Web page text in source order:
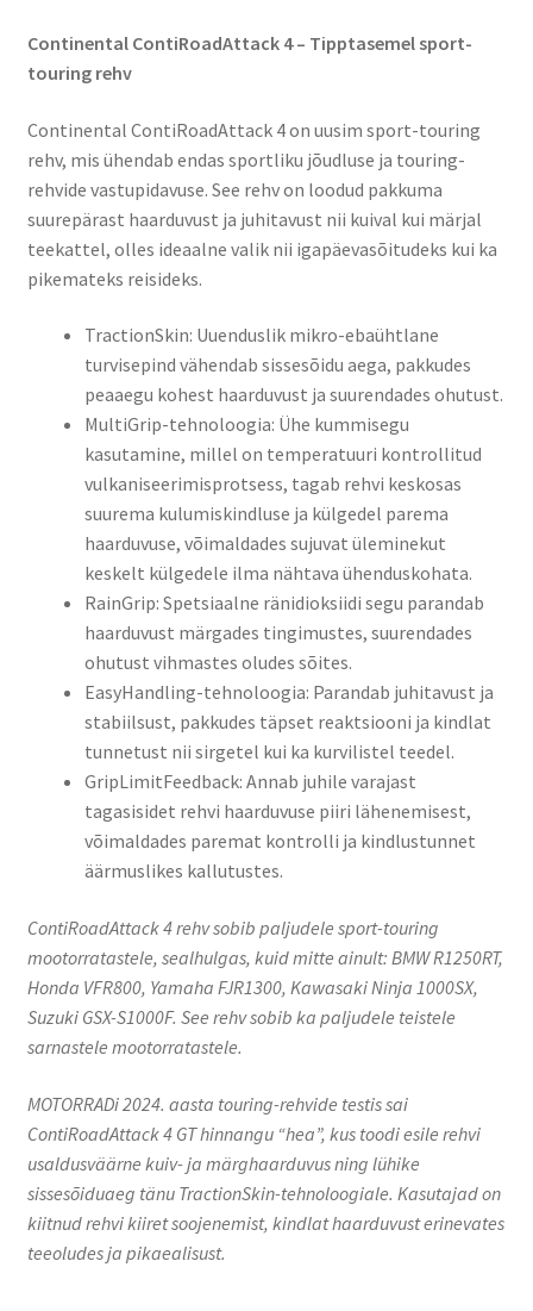
Continental ContiRoadAttack 4 – Tipptasemel sport-
touring rehv
Continental ContiRoadAttack 4 on uusim sport-touring
rehv, mis ühendab endas sportliku jõudluse ja touring-
rehvide vastupidavuse. See rehv on loodud pakkuma
suurepärast haarduvust ja juhitavust nii kuival kui märjal
teekattel, olles ideaalne valik nii igapäevasõitudeks kui ka
pikemateks reisideks.
TractionSkin: Uuenduslik mikro-ebaühtlane
turvisepind vähendab sissesõidu aega, pakkudes
peaaegu kohest haarduvust ja suurendades ohutust.
MultiGrip-tehnoloogia: Ühe kummisegu
kasutamine, millel on temperatuuri kontrollitud
vulkaniseerimisprotsess, tagab rehvi keskosas
suurema kulumiskindluse ja külgedel parema
haarduvuse, võimaldades sujuvat üleminekut
keskelt külgedele ilma nähtava ühenduskohata.
RainGrip: Spetsiaalne ränidioksiidi segu parandab
haarduvust märgades tingimustes, suurendades
ohutust vihmastes oludes sõites.
EasyHandling-tehnoloogia: Parandab juhitavust ja
stabiilsust, pakkudes täpset reaktsiooni ja kindlat
tunnetust nii sirgetel kui ka kurvilistel teedel.
GripLimitFeedback: Annab juhile varajast
tagasisidet rehvi haarduvuse piiri lähenemisest,
võimaldades paremat kontrolli ja kindlustunnet
äärmuslikes kallutustes.
ContiRoadAttack 4 rehv sobib paljudele sport-touring
mootorratastele, sealhulgas, kuid mitte ainult: BMW R1250RT,
Honda VFR800, Yamaha FJR1300, Kawasaki Ninja 1000SX,
Suzuki GSX-S1000F. See rehv sobib ka paljudele teistele
sarnastele mootorratastele.​
MOTORRADi 2024. aasta touring-rehvide testis sai
ContiRoadAttack 4 GT hinnangu “hea”, kus toodi esile rehvi
usaldusväärne kuiv- ja märghaarduvus ning lühike
sissesõiduaeg tänu TractionSkin-tehnoloogiale. Kasutajad on
kiitnud rehvi kiiret soojenemist, kindlat haarduvust erinevates
teeoludes ja pikaealisust.